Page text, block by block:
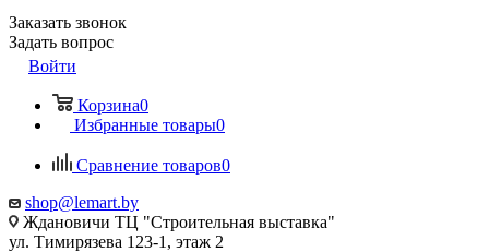
Заказать звонок
Задать вопрос
Войти
Корзина0
Избранные товары0
Сравнение товаров0
shop@lemart.by
Ждановичи ТЦ "Строительная выставка"
ул. Тимирязева 123-1, этаж 2